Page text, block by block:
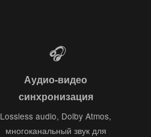
🎧
Аудио-видео
синхронизация
Lossless audio, Dolby Atmos,
многоканальный звук для